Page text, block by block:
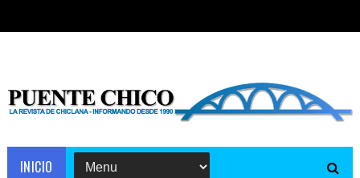
INICIO